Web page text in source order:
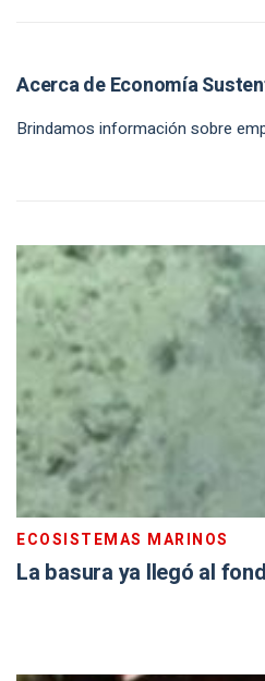
Acerca de Economía
Brindamos información sobre
ECOSISTEMAS MARINOS
La basura ya llegó al